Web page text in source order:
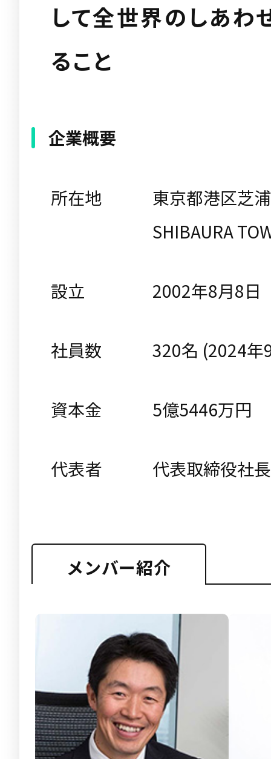
して全世界のしあわ
ること
企業概要
所在地
東京都港区芝
SHIBAURA
設立 2002年8月8日
社員数 320名 (2024年
資本金 5億5446万円
代表者 代表取締役社
メンバー紹介